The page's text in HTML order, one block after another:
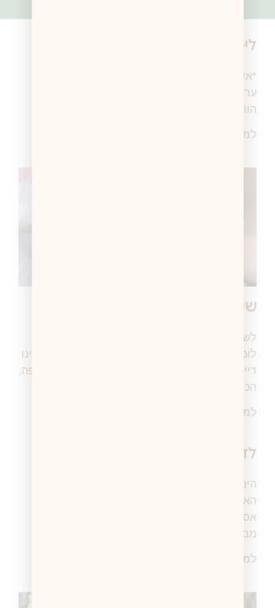
ליכן סקלורוזיס
*אזהרת טריגר* – הפוסט מכיל מידע על מחלת
ערייה (בפות) שכיחה אך שקטה. אני יודעת שיש
הורים שמידע כזה ישר גורם לחרדה או ללחץ, זאת
למידע נוסף >
שיחה לקראת וסת
לשיחה הזאת חיכיתי ממש (כאמא). אפשר אפילו
לומר – התרגשתי. והיא…קצת פחות. קבענו לעצמינו
דייט בשעה שבה הבית היה ריק, התיישבנו על הספה,
הכנתי לה
למידע נוסף >
לדבר איתה על הוסת שלך
הימים ימי טרום וסת, ימי מלחמה ודאגה לשלום
האיש שנמצא אי שם "בפנים" (כמו שאומרים…כי
אסור להגיד בדיוק איפה אבל כולם פה בישראל
מבינים). ואני
למידע נוסף >